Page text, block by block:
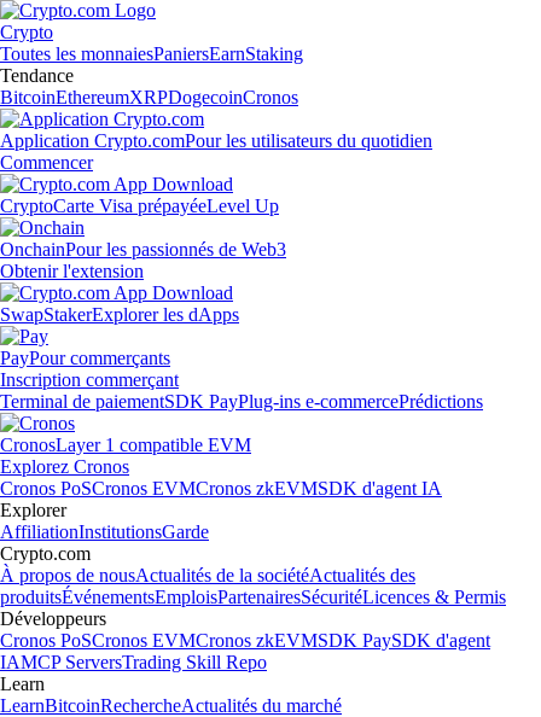
Crypto
Toutes les monnaiesPaniersEarnStaking
Tendance
BitcoinEthereumXRPDogecoinCronos
Application Crypto.comPour les utilisateurs du quotidien
Commencer
CryptoCarte Visa prépayéeLevel Up
OnchainPour les passionnés de Web3
Obtenir l'extension
SwapStakerExplorer les dApps
PayPour commerçants
Inscription commerçant
Terminal de paiementSDK PayPlug-ins e-commercePrédictions
CronosLayer 1 compatible EVM
Explorez Cronos
Cronos PoSCronos EVMCronos zkEVMSDK d'agent IA
Explorer
AffiliationInstitutionsGarde
Crypto.com
À propos de nousActualités de la sociétéActualités des
produitsÉvénementsEmploisPartenairesSécuritéLicences & Permis
Développeurs
Cronos PoSCronos EVMCronos zkEVMSDK PaySDK d'agent
IAMCP ServersTrading Skill Repo
Learn
LearnBitcoinRechercheActualités du marché